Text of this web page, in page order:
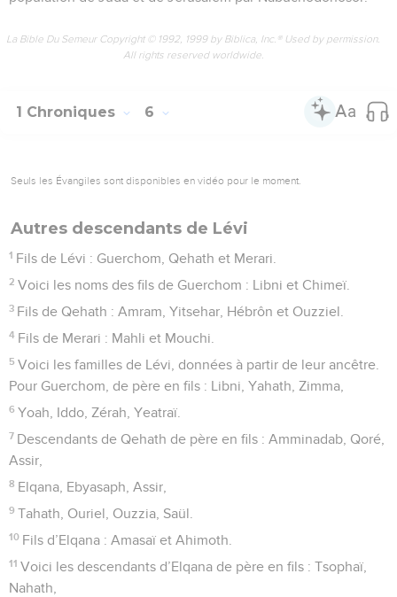
La Bible Du Semeur Copyright © 1992, 1999 by Biblica, Inc.® Used by permission.
All rights reserved worldwide.
1 Chroniques 6
Seuls les Évangiles sont disponibles en vidéo pour le moment.
Autres descendants de Lévi
1 Fils de Lévi : Guerchom, Qehath et Merari.
2 Voici les noms des fils de Guerchom : Libni et Chimeï.
3 Fils de Qehath : Amram, Yitsehar, Hébrôn et Ouzziel.
4 Fils de Merari : Mahli et Mouchi.
5 Voici les familles de Lévi, données à partir de leur ancêtre.
Pour Guerchom, de père en fils : Libni, Yahath, Zimma,
6 Yoah, Iddo, Zérah, Yeatraï.
7 Descendants de Qehath de père en fils : Amminadab, Qoré,
Assir,
8 Elqana, Ebyasaph, Assir,
9 Tahath, Ouriel, Ouzzia, Saül.
10 Fils d’Elqana : Amasaï et Ahimoth.
11 Voici les descendants d’Elqana de père en fils : Tsophaï,
Nahath,